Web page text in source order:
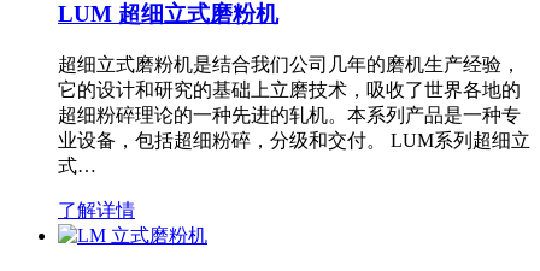
LUM 超细立式磨粉机
超细立式磨粉机是结合我们公司几年的磨机生产经验，
它的设计和研究的基础上立磨技术，吸收了世界各地的
超细粉碎理论的一种先进的轧机。本系列产品是一种专
业设备，包括超细粉碎，分级和交付。 LUM系列超细立
式…
了解详情